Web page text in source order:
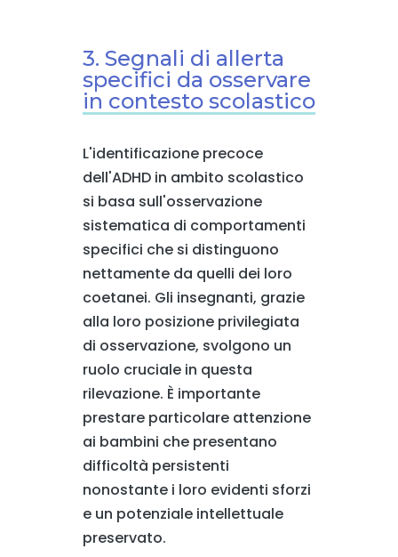
3. Segnali di allerta
specifici da osservare
in contesto scolastico
L'identificazione precoce
dell'ADHD in ambito scolastico
si basa sull'osservazione
sistematica di comportamenti
specifici che si distinguono
nettamente da quelli dei loro
coetanei. Gli insegnanti, grazie
alla loro posizione privilegiata
di osservazione, svolgono un
ruolo cruciale in questa
rilevazione. È importante
prestare particolare attenzione
ai bambini che presentano
difficoltà persistenti
nonostante i loro evidenti sforzi
e un potenziale intellettuale
preservato.